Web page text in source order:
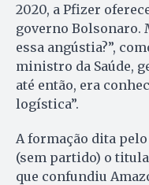
2020, a Pfizer
governo Bolsonaro.
essa angústia?”,
ministro da Saúde,
até então, era
logística”.
A formação dita
(sem partido) o
que confundiu